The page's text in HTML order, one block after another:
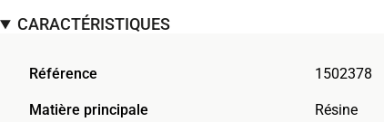
CARACTÉRISTIQUES
Référence 1502378
Matière principale Résine